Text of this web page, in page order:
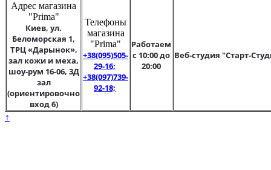
Адрес магазина
"Prima"
Киев, ул.
Беломорская 1,
ТРЦ «Дарынок»,
зал кожи и меха,
шоу-рум 16-06, 3Д
зал
(ориентировочно
вход 6)
Телефоны
магазина
"Prima"
+38(095)505-
29-16;
+38(097)739-
92-18;
Работаем
с 10:00 до
20:00
Веб-студия "Старт-
↑